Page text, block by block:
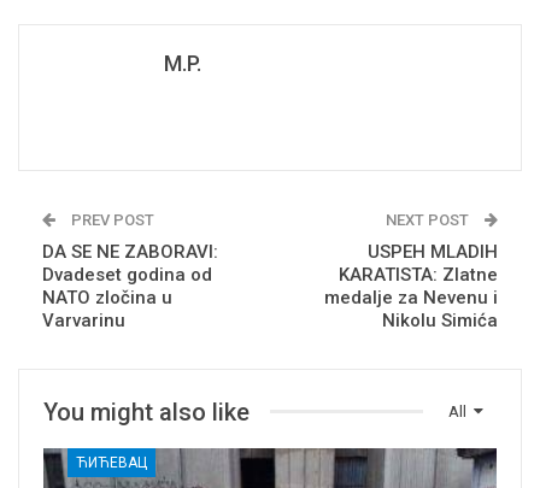
M.P.
PREV POST
DA SE NE ZABORAVI:
Dvadeset godina od
NATO zločina u
Varvarinu
NEXT POST
USPEH MLADIH
KARATISTA: Zlatne
medalje za Nevenu i
Nikolu Simića
All
You might also like
ЋИЋЕВАЦ